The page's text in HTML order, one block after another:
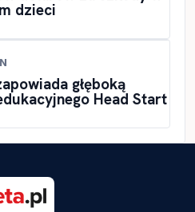
dzieci
głęboką
Head Start